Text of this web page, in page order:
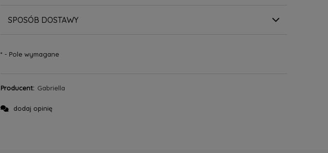
SPOSÓB DOSTAWY
*- Pole wymagane
Producent: Gabriella
dodaj opinię